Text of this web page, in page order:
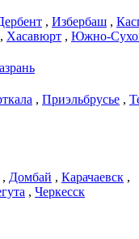
, Избербаш ,
, Хасавюрт , Южно-
, Приэльбрусье ,
, Домбай , Карачаевск ,
, Черкесск